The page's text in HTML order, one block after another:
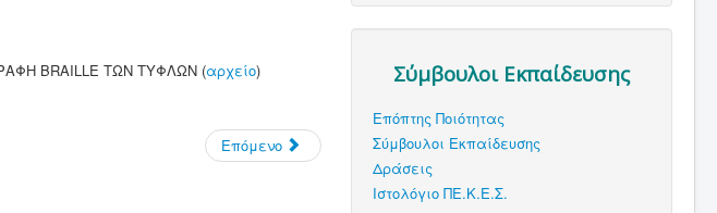
BRAILLE ΤΩΝ ΤΥΦΛΩΝ (αρχείο)
Επόμενο
Σύμβουλοι Εκπαίδευσης
Επόπτης Ποιότητας
Σύμβουλοι Εκπαίδευσης
Δράσεις
Ιστολόγιο ΠΕ.Κ.Ε.Σ.